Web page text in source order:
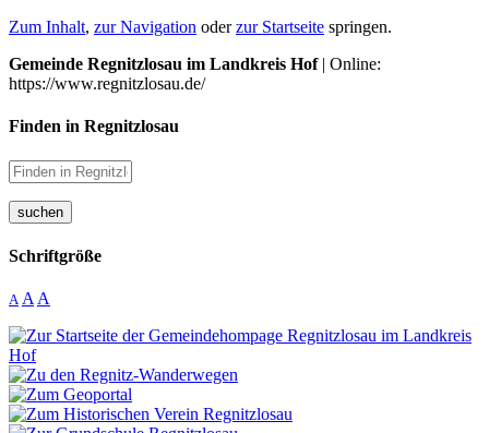
Zum Inhalt, zur Navigation oderzur Startseite springen.
Gemeinde Regnitzlosau im Landkreis Hof| Online:
https://www.regnitzlosau.de/
Finden in Regnitzlosau
suchen
Schriftgröße
A A A